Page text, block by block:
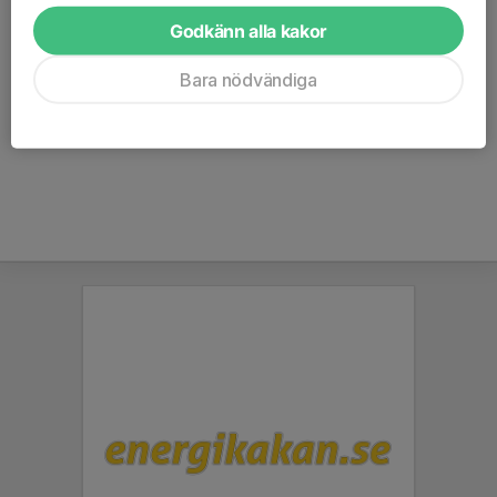
ansvarig ledare.
- Vid frånvaro glöm ej bort att avanmäla dig så andra får
möjlighet att fylla din plats.
Godkänn alla kakor
Bara nödvändiga